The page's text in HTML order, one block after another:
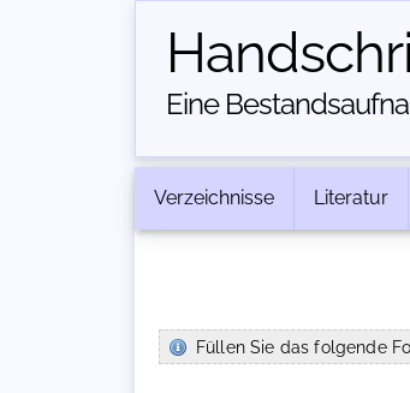
Eine
Verzeichnisse Literatur
Füllen Sie das folgende